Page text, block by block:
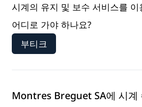
시계의 유지 및 보수 서비스를
어디로 가야 하나요?
부티크
Montres Breguet SA에 시계